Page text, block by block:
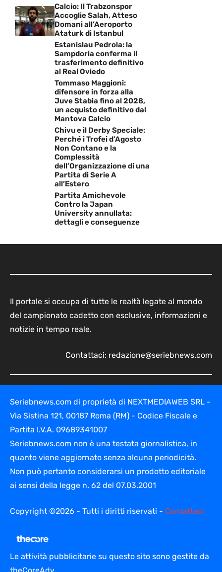
Calcio: Il Trabzonspor
Accoglie Salah, Atteso
Domani all’Aeroporto
Ataturk di Istanbul
Estanislau Pedrola: la
Sampdoria conferma il
trasferimento definitivo
al Real Oviedo
Tommaso Maggioni:
difensore in forza alla
Juve Stabia fino al 2028,
un acquisto definitivo dal
Mantova Calcio
Chivu e il Derby Speciale:
Perché i Trofei d’Agosto
Non Contano e la
Complessità
dell’Organizzazione di una
Partita di Serie A
all’Estero
Partita Amichevole
Contro la Japan
University annullata:
dettagli e conseguenze
Il portale si occupa di tutte le realtà legate al mondo
del campionato cadetto con esclusive, informazioni e
notizie in tempo reale.
Contattaci: redazione@seriebnews.com
Seriebnews.com di proprietà di NEXTMEDIAWEB SRL -
Via Sistina 121, 00187 Roma (RM) - Codice Fiscale e
Partita I.V.A. 09689341007
Seriebnews.com non è una testata giornalistica, in
quanto viene aggiornato senza alcuna periodicità.
Non può pertanto considerarsi un prodotto editoriale
ai sensi della legge n. 62 del 07.03.2001
Copyright ©2026 - Tutti i diritti riservati - Contattaci
Le attività pubblicitarie su questo sito sono gestite da
theCoreAdv